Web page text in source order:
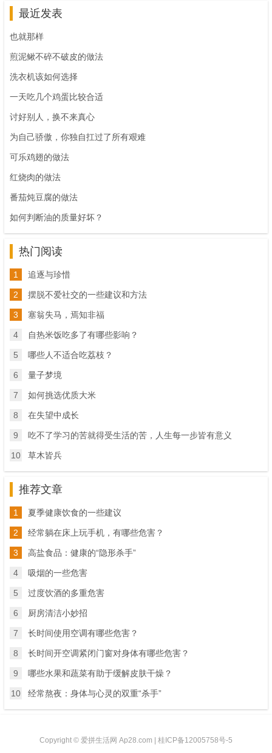
最近发表
也就那样
煎泥鳅不碎不破皮的做法
洗衣机该如何选择
一天吃几个鸡蛋比较合适
讨好别人，换不来真心
为自己骄傲，你独自扛过了所有艰难
可乐鸡翅的做法
红烧肉的做法
番茄炖豆腐的做法
如何判断油的质量好坏？
热门阅读
1 追逐与珍惜
2 摆脱不爱社交的一些建议和方法
3 塞翁失马，焉知非福
4 自热米饭吃多了有哪些影响？
5 哪些人不适合吃荔枝？
6 量子梦境
7 如何挑选优质大米
8 在失望中成长
9 吃不了学习的苦就得受生活的苦，人生每一步皆有意义
10 草木皆兵
推荐文章
1 夏季健康饮食的一些建议
2 经常躺在床上玩手机，有哪些危害？
3 高盐食品：健康的“隐形杀手”
4 吸烟的一些危害
5 过度饮酒的多重危害
6 厨房清洁小妙招
7 长时间使用空调有哪些危害？
8 长时间开空调紧闭门窗对身体有哪些危害？
9 哪些水果和蔬菜有助于缓解皮肤干燥？
10 经常熬夜：身体与心灵的双重“杀手”
Copyright © 爱拼生活网 Ap28.com | 桂ICP备12005758号-5